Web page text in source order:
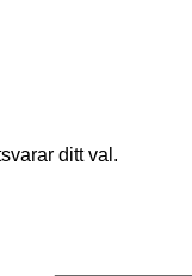
ditt val.